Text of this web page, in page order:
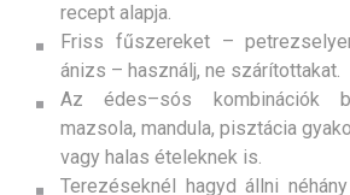
recept alapja.
Friss fűszereket –
ánizs – használj, ne szárítottakat.
Az édes–sós kombinációk
mazsola, mandula, pisztácia
vagy halas ételeknek is.
Terezéseknél hagyd állni